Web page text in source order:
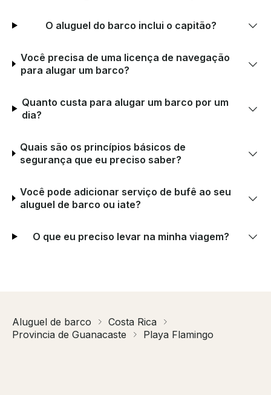
O aluguel do barco inclui o capitão?
Você precisa de uma licença de navegação
para alugar um barco?
Quanto custa para alugar um barco por um
dia?
Quais são os princípios básicos de
segurança que eu preciso saber?
Você pode adicionar serviço de bufê ao seu
aluguel de barco ou iate?
O que eu preciso levar na minha viagem?
Aluguel de barco
Costa Rica
Provincia de Guanacaste
Playa Flamingo